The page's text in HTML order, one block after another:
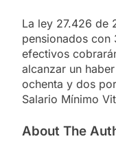
La ley 27.426 de
pensionados con
efectivos
alcanzar un
ochenta y dos
Salario Mínimo
About The